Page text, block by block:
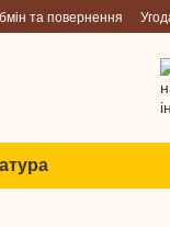
та повернення